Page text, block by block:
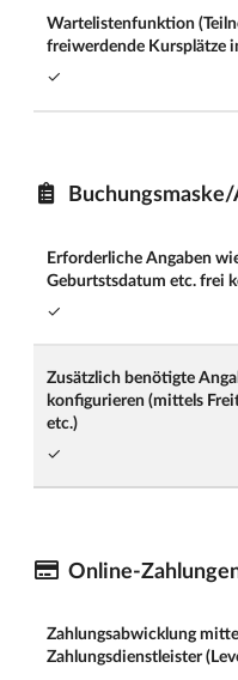
Wartelistenfunktion
freiwerdende Kursplätze
✓
Erforderliche Angaben
Geburtstsdatum etc. frei
✓
Zusätzlich benötigte
konfigurieren (mittels
etc.)
✓
Online-
Zahlungsabwicklung
Zahlungsdienstleister